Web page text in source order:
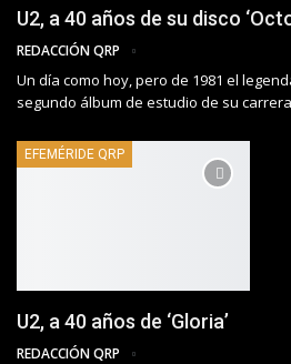
U2, a 40 años de su disco
REDACCIÓN QRP
Un día como hoy, pero de 1981 el
segundo álbum de estudio de su carrera
EFEMÉRIDE QRP
U2, a 40 años de ‘Gloria’
REDACCIÓN QRP